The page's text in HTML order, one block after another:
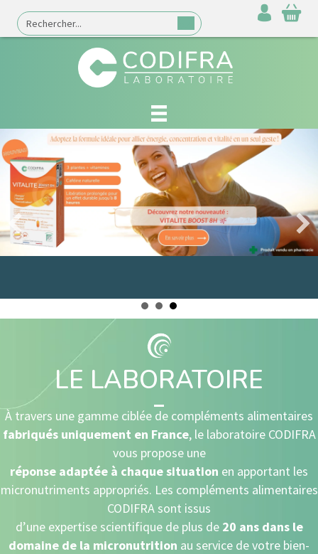
LE LABORATOIRE
À travers une gamme ciblée de compléments alimentaires
fabriqués uniquement en France, le laboratoire CODIFRA
vous propose une
réponse adaptée à chaque situation en apportant les
micronutriments appropriés. Les compléments alimentaires
CODIFRA sont issus
d’une expertise scientifique de plus de 20 ans dans le
domaine de la micronutrition au service de votre bien-